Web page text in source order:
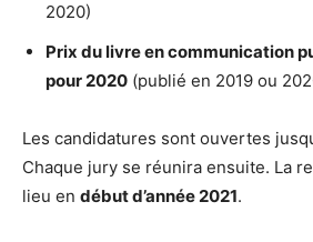
2020)
Prix du livre en communication
pour 2020 (publié en 2019 ou
Les candidatures sont ouvertes
Chaque jury se réunira ensuite. La
lieu en début d’année 2021.